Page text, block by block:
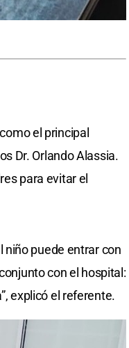
el principal
Dr. Orlando Alassia.
para evitar el
niño puede entrar con
con el hospital:
explicó el referente.